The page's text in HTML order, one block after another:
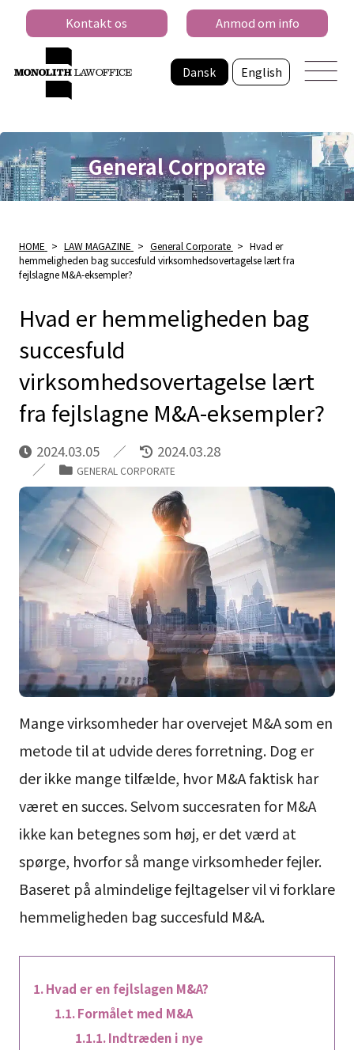
Dansk English
Kontakt os Anmod om info
General Corporate
HOME > LAW MAGAZINE > General Corporate > Hvad er
hemmeligheden bag succesfuld virksomhedsovertagelse lært fra
fejlslagne M&A-eksempler?
Hvad er hemmeligheden bag
succesfuld
virksomhedsovertagelse lært
fra fejlslagne M&A-eksempler?
2024.03.05 2024.03.28
GENERAL CORPORATE
Mange virksomheder har overvejet M&A som en
metode til at udvide deres forretning. Dog er
der ikke mange tilfælde, hvor M&A faktisk har
været en succes. Selvom succesraten for M&A
ikke kan betegnes som høj, er det værd at
spørge, hvorfor så mange virksomheder fejler.
Baseret på almindelige fejltagelser vil vi forklare
hemmeligheden bag succesfuld M&A.
Hvad er en fejlslagen M&A?
Formålet med M&A
Indtræden i nye